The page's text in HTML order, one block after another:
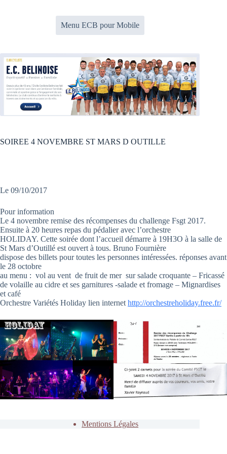
Menu ECB pour Mobile
SOIREE 4 NOVEMBRE ST MARS D OUTILLE
Le 09/10/2017
Pour information
Le 4 novembre remise des récompenses du challenge Fsgt 2017.
Ensuite à 20 heures repas du pédalier avec l’orchestre
HOLIDAY. Cette soirée dont l’accueil démarre à 19H3O à la salle de
St Mars d’Outillé est ouvert à tous. Bruno Fournière
dispose des billets pour toutes les personnes intéressées. réponses avant
le 28 octobre
au menu : vol au vent de fruit de mer sur salade croquante – Fricassé
de volaille au cidre et ses garnitures -salade et fromage – Mignardises
et café
Orchestre Variétés Holiday lien internet http://orchestreholiday.free.fr/
Mentions Légales